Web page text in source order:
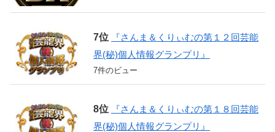
『さんま＆くりぃむの第１２回芸能
界(秘)個人情報グランプリ』
7件のビュー
『さんま＆くりぃむの第１８回芸能
界(秘)個人情報グランプリ』